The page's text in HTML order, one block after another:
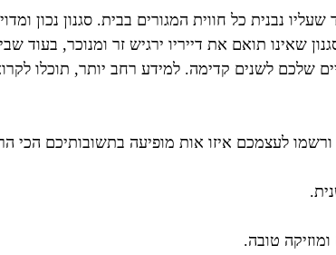
נבנית כל חווית המגורים בבית. סגנון נכון
שאינו תואם את דייריו ירגיש זר ומנוכר,
שלכם לשנים קדימה. למידע רחב יותר, תוכלו
לעצמכם איזו אות מופיעה בתשובותיכם הכי
טובה.